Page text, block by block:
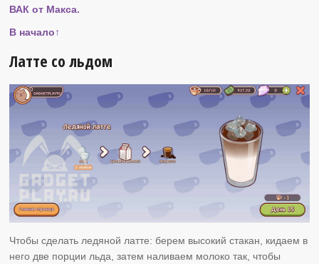
ВАК от Макса.
В начало↑
Латте со льдом
Чтобы сделать ледяной латте: берем высокий стакан, кидаем в
него две порции льда, затем наливаем молоко так, чтобы